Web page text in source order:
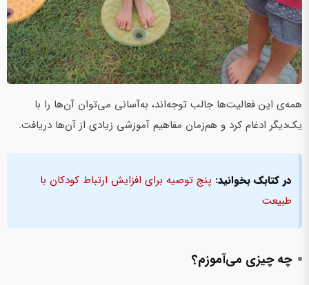
همه‌ی این فعالیت‌ها جالب توجه‌اند، به‌آسانی می‌توان آن‌ها را با
یک‌دیگر ادغام کرد و هم‌زمان مفاهیم آموزشی زیادی از آن‌ها دریافت.
در کتابک بخوانید: پنج توصیه برای افزایش ارتباط کودکان با
طبیعت
چه چیزی می‌آموزم؟